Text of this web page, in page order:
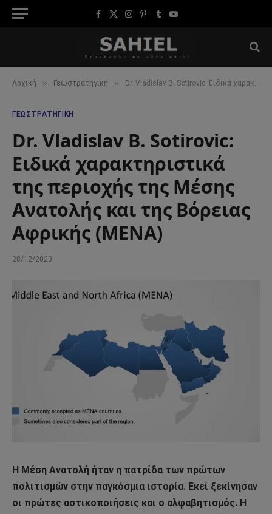
Facebook
X
Instagram
Pinterest
TumblrYouTube
Αρχική » Γεωστρατηγική » Dr. Vladislav B. Sotirovic: Ειδικά χαρακτηριστικά της περιοχής της Μέσης Ανατολής και της Βόρειας Αφρικής (MENA)
ΓΕΩΣΤΡΑΤΗΓΙΚΉ
Dr. Vladislav B. Sotirovic:
Ειδικά χαρακτηριστικά
της περιοχής της Μέσης
Ανατολής και της Βόρειας
Αφρικής (MENA)
28/12/2023
Η Μέση Ανατολή ήταν η πατρίδα των πρώτων
πολιτισμών στην παγκόσμια ιστορία. Εκεί ξεκίνησαν
οι πρώτες αστικοποιήσεις και ο αλφαβητισμός. Η